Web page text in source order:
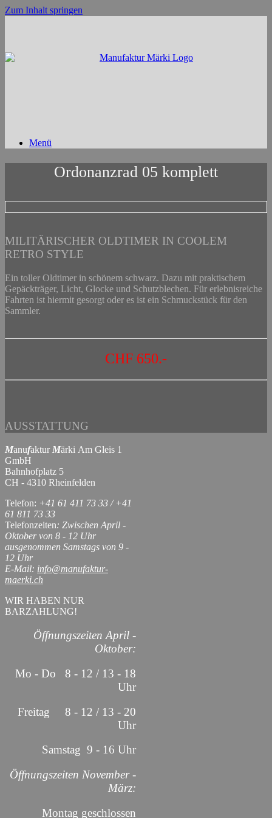
Zum Inhalt springen
Menü
Ordonanzrad 05 komplett
MILITÄRISCHER OLDTIMER IN COOLEM
RETRO STYLE
Ein toller Oldtimer in schönem schwarz. Dazu mit praktischem
Gepäckträger, Licht, Glocke und Schutzblechen. Für erlebnisreiche
Fahrten ist hiermit gesorgt oder es ist ein Schmuckstück für den
Sammler.
CHF 650.-
AUSSTATTUNG
Manufaktur Märki Am Gleis 1
GmbH
Bahnhofplatz 5
CH - 4310 Rheinfelden
Telefon: +41 61 411 73 33 / +41
61 811 73 33
Telefonzeiten: Zwischen April -
Oktober von 8 - 12 Uhr
ausgenommen Samstags von 9 -
12 Uhr
E-Mail: info@manufaktur-
maerki.ch
WIR HABEN NUR
BARZAHLUNG!
Öffnungszeiten April -
Oktober:
Mo - Do 8 - 12 / 13 - 18
Uhr
Freitag 8 - 12 / 13 - 20
Uhr
Samstag 9 - 16 Uhr
Öffnungszeiten November -
März:
Montag geschlossen